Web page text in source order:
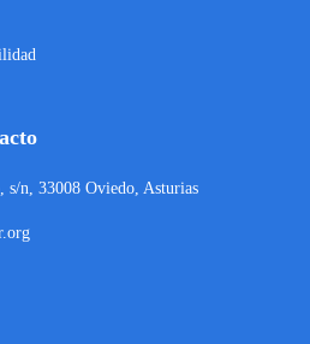
s/n, 33008 Oviedo, Asturias